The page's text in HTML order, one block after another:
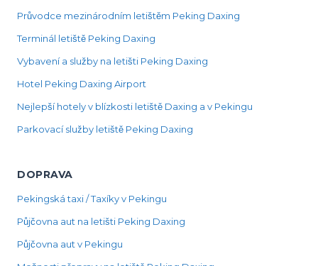
Průvodce mezinárodním letištěm Peking Daxing
Terminál letiště Peking Daxing
Vybavení a služby na letišti Peking Daxing
Hotel Peking Daxing Airport
Nejlepší hotely v blízkosti letiště Daxing a v Pekingu
Parkovací služby letiště Peking Daxing
DOPRAVA
Pekingská taxi / Taxíky v Pekingu
Půjčovna aut na letišti Peking Daxing
Půjčovna aut v Pekingu